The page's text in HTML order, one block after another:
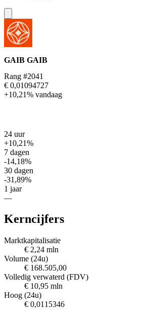
GAIB GAIB
Rang #2041
€ 0,01094727
+10,21% vandaag
24 uur
+10,21%
7 dagen
-14,18%
30 dagen
-31,89%
1 jaar
—
Kerncijfers
Marktkapitalisatie
€ 2,24 mln
Volume (24u)
€ 168.505,00
Volledig verwaterd (FDV)
€ 10,95 mln
Hoog (24u)
€ 0,0115346